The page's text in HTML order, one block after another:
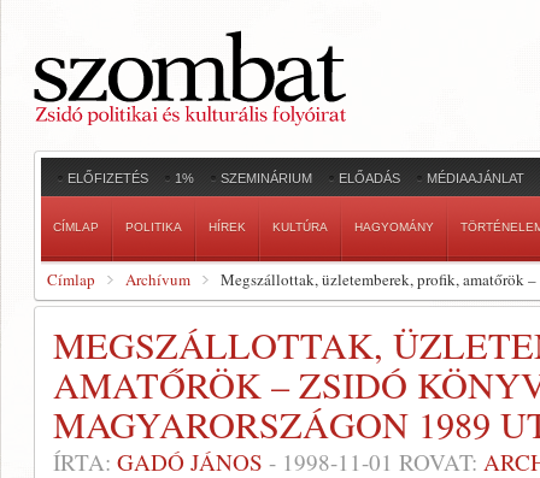
ELŐFIZETÉS 1% SZEMINÁRIUM ELŐADÁS MÉDIAAJÁNLAT
CÍMLAP POLITIKA HÍREK KULTÚRA HAGYOMÁNY
Címlap Archívum Megszállottak, üzletemberek, profik, amatőrök
MEGSZÁLLOTTAK,
AMATŐRÖK – ZSIDÓ
MAGYARORSZÁGON 1989
ÍRTA: GADÓ JÁNOS - 1998-11-01 ROVAT: